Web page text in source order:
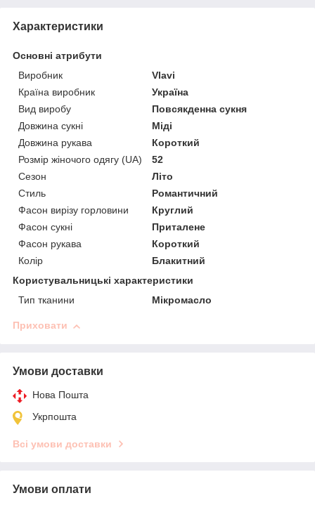
Характеристики
Основні атрибути
Виробник
Vlavi
Країна виробник
Україна
Вид виробу
Повсякденна сукня
Довжина сукні
Міді
Довжина рукава
Короткий
Розмір жіночого одягу (UA)
52
Сезон
Літо
Стиль
Романтичний
Фасон вирізу горловини
Круглий
Фасон сукні
Приталене
Фасон рукава
Короткий
Колір
Блакитний
Користувальницькі характеристики
Тип тканини
Мікромасло
Приховати
Умови доставки
Нова Пошта
Укрпошта
Всі умови доставки
Умови оплати